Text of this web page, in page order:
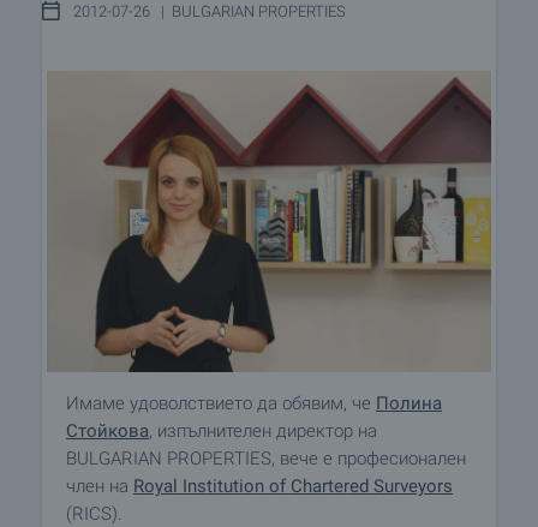
2012-07-26 | BULGARIAN PROPERTIES
Имаме удоволствието да обявим, че Полина
Стойкова, изпълнителен директор на
BULGARIAN PROPERTIES, вече е професионален
член на Royal Institution of Chartered Surveyors
(RICS).